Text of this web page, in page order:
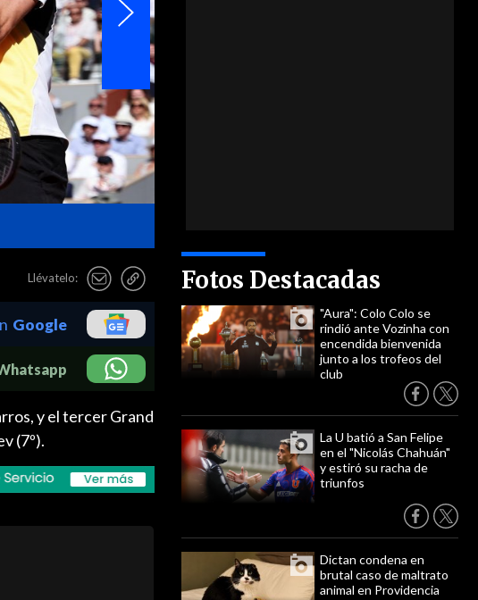
Llévatelo: Fotos Destacadas
"Aura": Colo Colo se
rindió ante Vozinha con
encendida bienvenida
junto a los trofeos del
club
La U batió a San Felipe
en el "Nicolás Chahuán"
y estiró su racha de
triunfos
Dictan condena en
brutal caso de maltrato
animal en Providencia
Google
y el tercer Grand
(7º).